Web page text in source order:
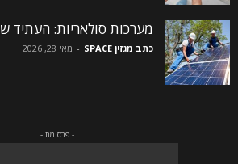
מערכות סולאריות: העתיד
כתב מגזין SPACE - מאי 28, 2026
- פרסומת -